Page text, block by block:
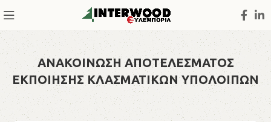
ΑΝΑΚΟΙΝΩΣΗ ΑΠΟΤΕΛΕΣΜΑΤΟΣ
ΕΚΠΟΙΗΣΗΣ ΚΛΑΣΜΑΤΙΚΩΝ ΥΠΟΛΟΙΠΩΝ